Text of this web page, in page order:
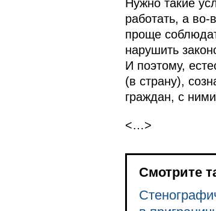
Нужно такие
работать, а
проще
нарушить
И поэтому,
(в страну),
граждан, с
<…>
Смотрите